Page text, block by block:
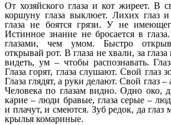
От хозяйского глаза и кот жиреет. В
коршуну глаза выклюет. Лихих глаз
глаза не боятся грязи. У не
Истинное знание не бросается в
глазами, чем умом. Быстро
открывай рот. В глаза не хвали, за
видеть, ум – чтобы распознавать.
Глаза горят, глаза слушают. Свой глаз
Глаза глядят, а руки делают. Свой глаз
Человека по глазам видно. Одно око,
карие – люди бравые, глаза серые –
и плачут, и смеются. Зуб редок, да
крылья комариные.